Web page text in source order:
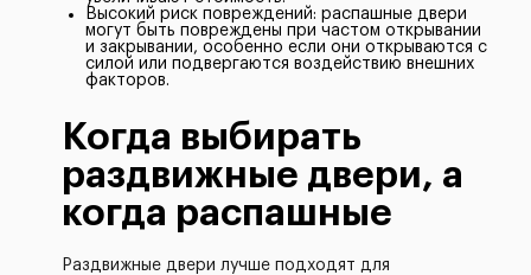
Высокий риск повреждений: распашные двери
могут быть повреждены при частом открывании
и закрывании, особенно если они открываются с
силой или подвергаются воздействию внешних
факторов.
Когда выбирать
раздвижные двери, а
когда распашные
Раздвижные двери лучше подходят для